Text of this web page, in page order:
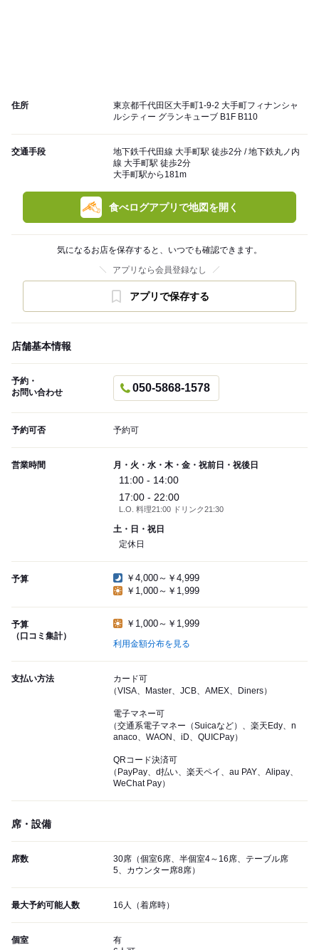
住所
東京都千代田区大手町1-9-2 大手町フィナンシャ
ルシティー グランキューブ B1F B110
交通手段
地下鉄千代田線 大手町駅 徒歩2分 / 地下鉄丸ノ内
線 大手町駅 徒歩2分
大手町駅から181m
食べログアプリで地図を開く
気になるお店を保存すると、いつでも確認できます。
アプリなら会員登録なし
アプリで保存する
店舗基本情報
予約・
お問い合わせ
050-5868-1578
予約可否 予約可
営業時間 月・火・水・木・金・祝前日・祝後日
11:00 - 14:00
17:00 - 22:00
L.O. 料理21:00 ドリンク21:30
土・日・祝日
定休日
予算
￥4,000～￥4,999
￥1,000～￥1,999
予算
（口コミ集計）
￥1,000～￥1,999
利用金額分布を見る
支払い方法
カード可
（VISA、Master、JCB、AMEX、Diners）
電子マネー可
（交通系電子マネー（Suicaなど）、楽天Edy、n
anaco、WAON、iD、QUICPay）
QRコード決済可
（PayPay、d払い、楽天ペイ、au PAY、Alipay、
WeChat Pay）
席・設備
席数
30席（個室6席、半個室4～16席、テーブル席
5、カウンター席8席）
最大予約可能人数 16人（着席時）
個室
有